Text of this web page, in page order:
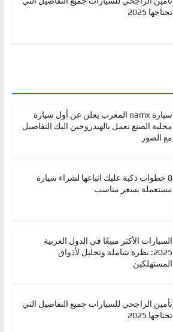
تحتاجها 2025
سيارة namx المغرب يعلن عن أول سيارة
محلية الصنع تعمل بالهيدروجين اليك التفاصيل
مع الصور
8 خطوات ذكية عليك اتباعها لشراء سيارة
مستعملة بسعر مناسب
السيارات الأكثر مبيعًا في الدول العربية
2025: نظرة شاملة وتحليل لأذواق
المستهلكين
تأمين الراجحي للسيارات جميع التفاصيل التي
تحتاجها 2025